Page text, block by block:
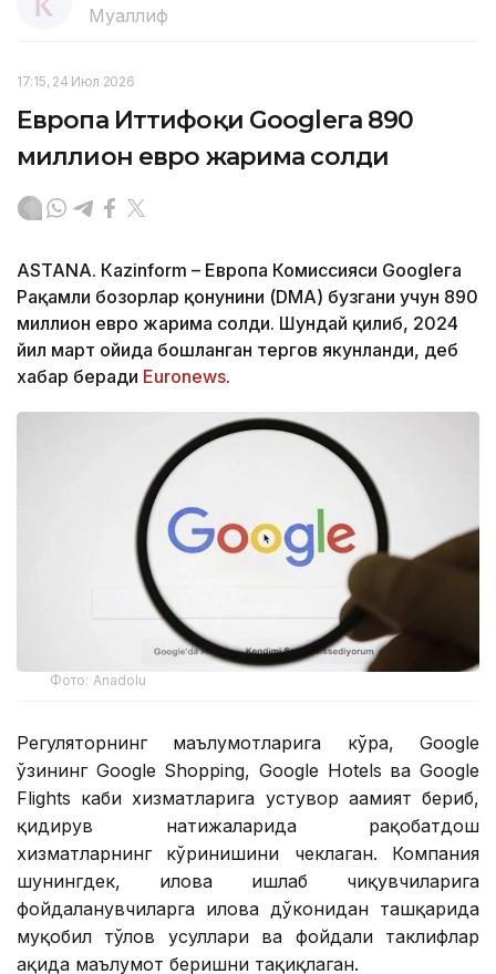
Муаллиф
17:15, 24 Июл 2026
Европа Иттифоқи Googleга 890
миллион евро жарима солди
ASTANА. Кazinform – Европа Комиссияси Googleга
Рақамли бозорлар қонунини (DMA) бузгани учун 890
миллион евро жарима солди. Шундай қилиб, 2024
йил март ойида бошланган тергов якунланди, деб
хабар беради Euronews.
Фото: Аnadolu
Регуляторнинг маълумотларига кўра, Google
ўзининг Google Shopping, Google Hotels ва Google
Flights каби хизматларига устувор аҳамият бериб,
қидирув натижаларида рақобатдош
хизматларнинг кўринишини чеклаган. Компания
шунингдек, илова ишлаб чиқувчиларига
фойдаланувчиларга илова дўконидан ташқарида
муқобил тўлов усуллари ва фойдали таклифлар
ҳақида маълумот беришни тақиқлаган.